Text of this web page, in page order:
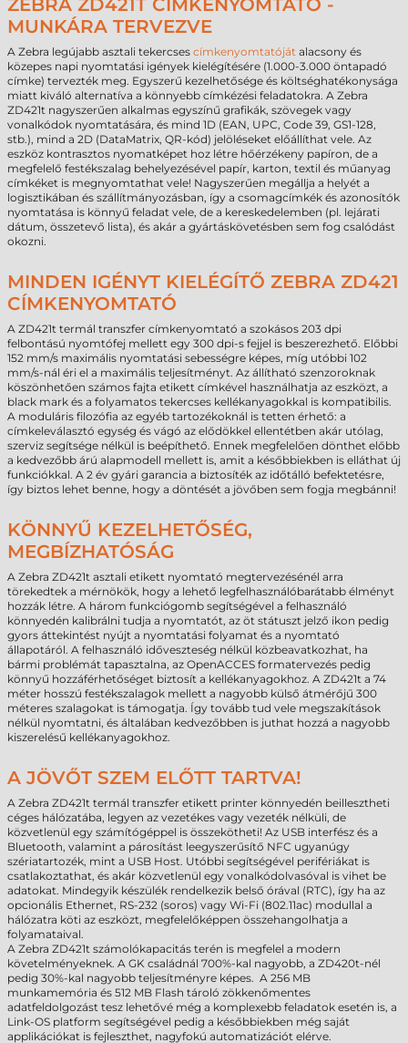
ZEBRA ZD421T CÍMKENYOMTATÓ -
MUNKÁRA TERVEZVE
A Zebra legújabb asztali tekercses címkenyomtatóját alacsony és
közepes napi nyomtatási igények kielégítésére (1.000-3.000 öntapadó
címke) tervezték meg. Egyszerű kezelhetősége és költséghatékonysága
miatt kiváló alternatíva a könnyebb címkézési feladatokra. A Zebra
ZD421t nagyszerűen alkalmas egyszínű grafikák, szövegek vagy
vonalkódok nyomtatására, és mind 1D (EAN, UPC, Code 39, GS1-128,
stb.), mind a 2D (DataMatrix, QR-kód) jelöléseket előállíthat vele. Az
eszköz kontrasztos nyomatképet hoz létre hőérzékeny papíron, de a
megfelelő festékszalag behelyezésével papír, karton, textil és műanyag
címkéket is megnyomtathat vele! Nagyszerűen megállja a helyét a
logisztikában és szállítmányozásban, így a csomagcímkék és azonosítók
nyomtatása is könnyű feladat vele, de a kereskedelemben (pl. lejárati
dátum, összetevő lista), és akár a gyártáskövetésben sem fog csalódást
okozni.
MINDEN IGÉNYT KIELÉGÍTŐ ZEBRA ZD421
CÍMKENYOMTATÓ
A ZD421t termál transzfer címkenyomtató a szokásos 203 dpi
felbontású nyomtófej mellett egy 300 dpi-s fejjel is beszerezhető. Előbbi
152 mm/s maximális nyomtatási sebességre képes, míg utóbbi 102
mm/s-nál éri el a maximális teljesítményt. Az állítható szenzoroknak
köszönhetően számos fajta etikett címkével használhatja az eszközt, a
black mark és a folyamatos tekercses kellékanyagokkal is kompatibilis.
A moduláris filozófia az egyéb tartozékoknál is tetten érhető: a
címkeleválasztó egység és vágó az elődökkel ellentétben akár utólag,
szerviz segítsége nélkül is beépíthető. Ennek megfelelően dönthet előbb
a kedvezőbb árú alapmodell mellett is, amit a későbbiekben is elláthat új
funkciókkal. A 2 év gyári garancia a biztosíték az időtálló befektetésre,
így biztos lehet benne, hogy a döntését a jövőben sem fogja megbánni!
KÖNNYŰ KEZELHETŐSÉG,
MEGBÍZHATÓSÁG
A Zebra ZD421t asztali etikett nyomtató megtervezésénél arra
törekedtek a mérnökök, hogy a lehető legfelhasználóbarátabb élményt
hozzák létre. A három funkciógomb segítségével a felhasználó
könnyedén kalibrálni tudja a nyomtatót, az öt státuszt jelző ikon pedig
gyors áttekintést nyújt a nyomtatási folyamat és a nyomtató
állapotáról. A felhasználó időveszteség nélkül közbeavatkozhat, ha
bármi problémát tapasztalna, az OpenACCES formatervezés pedig
könnyű hozzáférhetőséget biztosít a kellékanyagokhoz. A ZD421t a 74
méter hosszú festékszalagok mellett a nagyobb külső átmérőjű 300
méteres szalagokat is támogatja. Így tovább tud vele megszakítások
nélkül nyomtatni, és általában kedvezőbben is juthat hozzá a nagyobb
kiszerelésű kellékanyagokhoz.
A JÖVŐT SZEM ELŐTT TARTVA!
A Zebra ZD421t termál transzfer etikett printer könnyedén beillesztheti
céges hálózatába, legyen az vezetékes vagy vezeték nélküli, de
közvetlenül egy számítógéppel is összekötheti! Az USB interfész és a
Bluetooth, valamint a párosítást leegyszerűsítő NFC ugyanúgy
szériatartozék, mint a USB Host. Utóbbi segítségével perifériákat is
csatlakoztathat, és akár közvetlenül egy vonalkódolvasóval is vihet be
adatokat. Mindegyik készülék rendelkezik belső órával (RTC), így ha az
opcionális Ethernet, RS-232 (soros) vagy Wi-Fi (802.11ac) modullal a
hálózatra köti az eszközt, megfelelőképpen összehangolhatja a
folyamataival.
A Zebra ZD421t számolókapacitás terén is megfelel a modern
követelményeknek. A GK családnál 700%-kal nagyobb, a ZD420t-nél
pedig 30%-kal nagyobb teljesítményre képes. A 256 MB
munkamemória és 512 MB Flash tároló zökkenőmentes
adatfeldolgozást tesz lehetővé még a komplexebb feladatok esetén is, a
Link-OS platform segítségével pedig a későbbiekben még saját
applikációkat is fejleszthet, nagyfokú automatizációt elérve.